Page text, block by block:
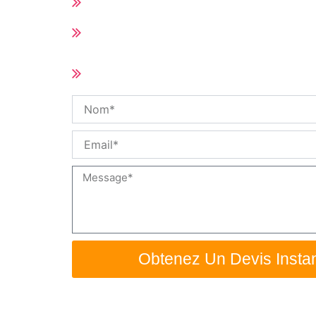
Message
Obtenez Un Devis